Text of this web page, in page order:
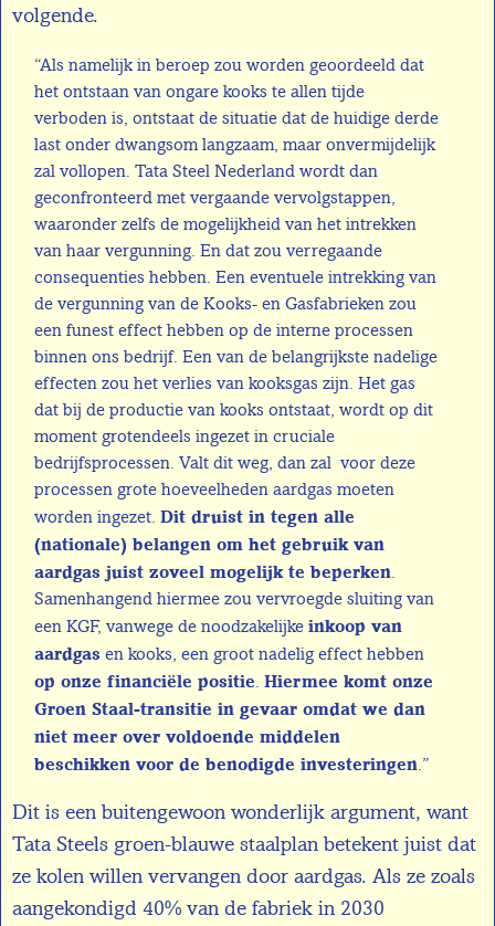
volgende.
“Als namelijk in beroep zou worden geoordeeld dat
het ontstaan van ongare kooks te allen tijde
verboden is, ontstaat de situatie dat de huidige derde
last onder dwangsom langzaam, maar onvermijdelijk
zal vollopen. Tata Steel Nederland wordt dan
geconfronteerd met vergaande vervolgstappen,
waaronder zelfs de mogelijkheid van het intrekken
van haar vergunning. En dat zou verregaande
consequenties hebben. Een eventuele intrekking van
de vergunning van de Kooks- en Gasfabrieken zou
een funest effect hebben op de interne processen
binnen ons bedrijf. Een van de belangrijkste nadelige
effecten zou het verlies van kooksgas zijn. Het gas
dat bij de productie van kooks ontstaat, wordt op dit
moment grotendeels ingezet in cruciale
bedrijfsprocessen. Valt dit weg, dan zal voor deze
processen grote hoeveelheden aardgas moeten
worden ingezet. Dit druist in tegen alle
(nationale) belangen om het gebruik van
aardgas juist zoveel mogelijk te beperken.
Samenhangend hiermee zou vervroegde sluiting van
een KGF, vanwege de noodzakelijke inkoop van
aardgas en kooks, een groot nadelig effect hebben
op onze financiële positie. Hiermee komt onze
Groen Staal-transitie in gevaar omdat we dan
niet meer over voldoende middelen
beschikken voor de benodigde investeringen.”
Dit is een buitengewoon wonderlijk argument, want
Tata Steels groen-blauwe staalplan betekent juist dat
ze kolen willen vervangen door aardgas. Als ze zoals
aangekondigd 40% van de fabriek in 2030